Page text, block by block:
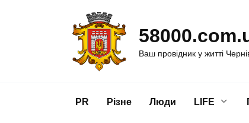
Ваш провідник у житті
PR Різне Люди LIFE